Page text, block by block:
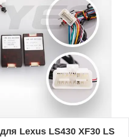
Lexus LS430 XF30 LS